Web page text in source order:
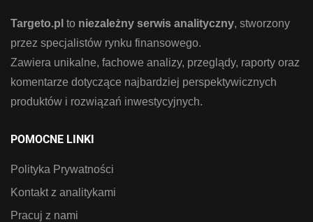
Targeto.pl to niezależny serwis analityczny, stworzony
przez specjalistów rynku finansowego.
Zawiera unikalne, fachowe analizy, przeglądy, raporty oraz
komentarze dotyczące najbardziej perspektywicznych
produktów i rozwiązań inwestycyjnych.
POMOCNE LINKI
Polityka Prywatności
Kontakt z analitykami
Pracuj z nami